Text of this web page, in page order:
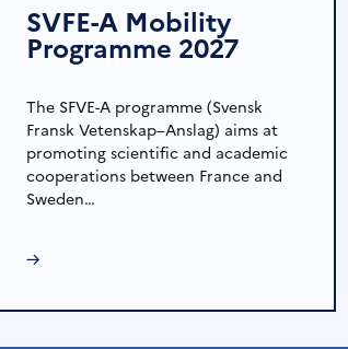
SVFE-A Mobility
Programme 2027
The SFVE-A programme (Svensk
Fransk Vetenskap–Anslag) aims at
promoting scientific and academic
cooperations between France and
Sweden…
→